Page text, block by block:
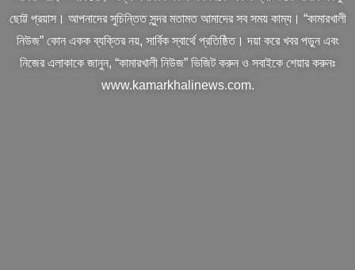
ছোট্ট প্রয়াস। আপনাদের সুচিন্তিত সুন্দর মতামত আমাদের সব সময় কাম্য। “কামারখালী
নিউজ” কোন একক ব্যক্তির নয়, সার্বিক স্বার্থে প্রতিষ্ঠিত। দয়া করে খবর পড়ুন এবং
নিজের এলাকাকে জানুন, “কামারখালী নিউজ” ভিজিট করুন ও সবাইকে শেয়ার করুনঃ
www.kamarkhalinews.com.